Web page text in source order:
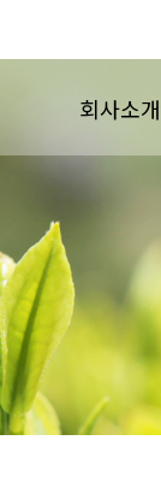
회사소개